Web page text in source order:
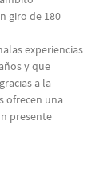
giro de 180
experiencias
y que
a la
ofrecen una
presente